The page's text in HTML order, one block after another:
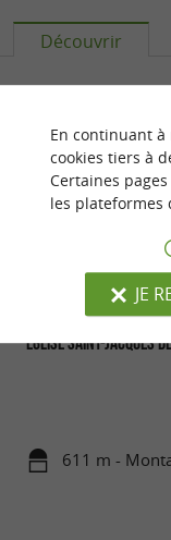
Découvrir
Église Saint-Jacques
611 m -
En continuant
cookies tiers à
Certaines
les plateformes
JE